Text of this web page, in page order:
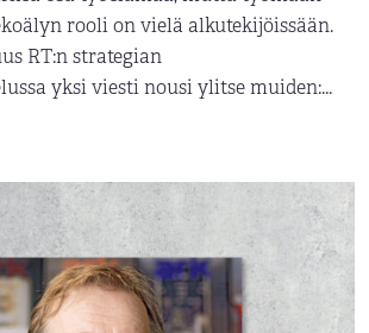
rooli on vielä alkutekijöissään.
RT:n strategian
yksi viesti nousi ylitse muiden:...